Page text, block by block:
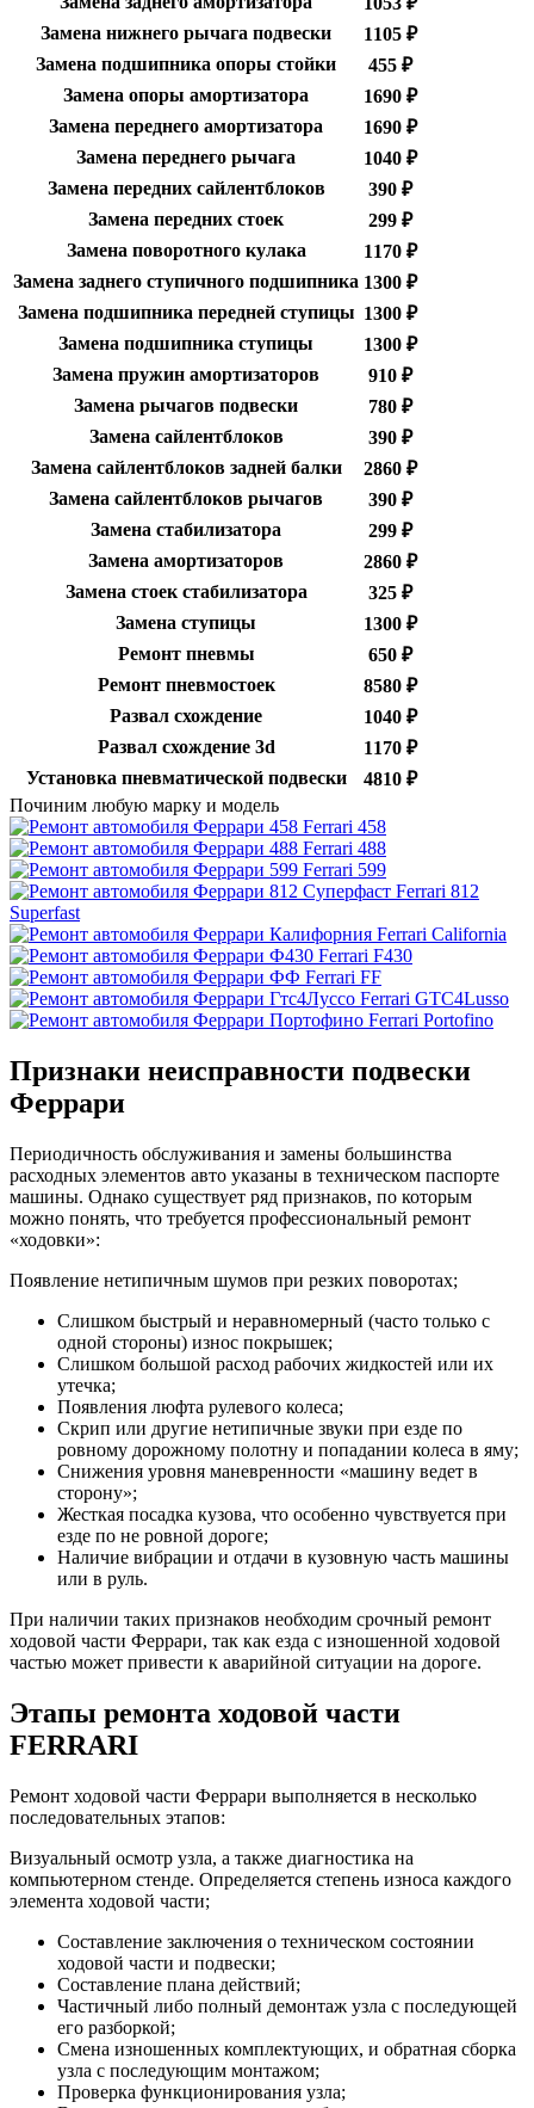
Замена нижнего рычага подвески
1105 ₽
Замена подшипника опоры стойки
455 ₽
Замена опоры амортизатора
1690 ₽
Замена переднего амортизатора
1690 ₽
Замена переднего рычага
1040 ₽
Замена передних сайлентблоков
390 ₽
Замена передних стоек
299 ₽
Замена поворотного кулака
1170 ₽
Замена заднего ступичного подшипника 1300 ₽
Замена подшипника передней ступицы 1300 ₽
Замена подшипника ступицы
1300 ₽
Замена пружин амортизаторов
910 ₽
Замена рычагов подвески
780 ₽
Замена сайлентблоков
390 ₽
Замена сайлентблоков задней балки
2860 ₽
Замена сайлентблоков рычагов
390 ₽
Замена стабилизатора
299 ₽
Замена амортизаторов
2860 ₽
Замена стоек стабилизатора
325 ₽
Замена ступицы
1300 ₽
Ремонт пневмы
650 ₽
Ремонт пневмостоек
8580 ₽
Развал схождение
1040 ₽
Развал схождение 3d
1170 ₽
Установка пневматической подвески
4810 ₽
Починим любую марку и модель
Ferrari 458
Ferrari 488
Ferrari 599
Ferrari 812
Superfast
Ferrari California
Ferrari F430
Ferrari FF
Ferrari GTC4Lusso
Ferrari Portofino
Признаки неисправности подвески
Феррари
Периодичность обслуживания и замены большинства
расходных элементов авто указаны в техническом паспорте
машины. Однако существует ряд признаков, по которым
можно понять, что требуется профессиональный ремонт
«ходовки»:
Появление нетипичным шумов при резких поворотах;
Слишком быстрый и неравномерный (часто только с
одной стороны) износ покрышек;
Слишком большой расход рабочих жидкостей или их
утечка;
Появления люфта рулевого колеса;
Скрип или другие нетипичные звуки при езде по
ровному дорожному полотну и попадании колеса в яму;
Снижения уровня маневренности «машину ведет в
сторону»;
Жесткая посадка кузова, что особенно чувствуется при
езде по не ровной дороге;
Наличие вибрации и отдачи в кузовную часть машины
или в руль.
При наличии таких признаков необходим срочный ремонт
ходовой части Феррари, так как езда с изношенной ходовой
частью может привести к аварийной ситуации на дороге.
Этапы ремонта ходовой части
FERRARI
Ремонт ходовой части Феррари выполняется в несколько
последовательных этапов:
Визуальный осмотр узла, а также диагностика на
компьютерном стенде. Определяется степень износа каждого
элемента ходовой части;
Составление заключения о техническом состоянии
ходовой части и подвески;
Составление плана действий;
Частичный либо полный демонтаж узла с последующей
его разборкой;
Смена изношенных комплектующих, и обратная сборка
узла с последующим монтажом;
Проверка функционирования узла;